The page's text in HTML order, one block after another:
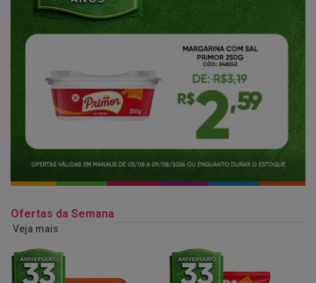
Ofertas da Semana
Veja mais